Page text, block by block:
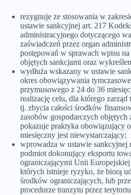
rezygnuje ze stosowania w
ustawie sankcyjnej art. 217
administracyjnego dotyczącego
zaświadczeń przez organ
postępowań w sprawach wpisu
objętych sankcjami oraz
wydłuża wskazany w ustawie
okres obowiązywania
przymusowego z 24 do 36
realizację celu, dla którego zarząd
tj. zbycia całości środków
zasobów gospodarczych objętych
pokazuje praktyka obowiązujący
miesięczny jest niewystarczający;
wprowadza w ustawie sankcyjnej
podmiot dokonujący eksportu
ograniczającymi Unii
których istnieje ryzyko, że biorą
środków ograniczających, lub
procedurze tranzytu przez